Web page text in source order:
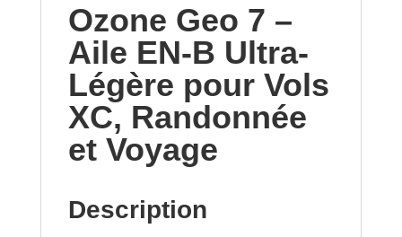
Ozone Geo 7 –
Aile EN-B Ultra-
Légère pour Vols
XC, Randonnée
et Voyage
Description